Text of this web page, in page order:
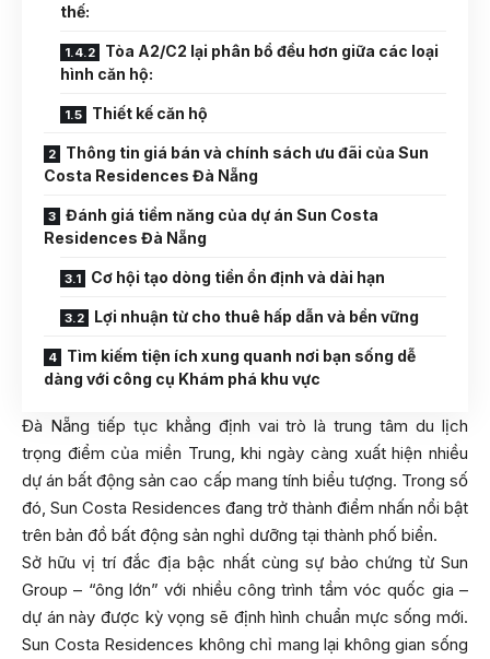
thế:
Tòa A2/C2 lại phân bổ đều hơn giữa các loại
hình căn hộ:
Thiết kế căn hộ
Thông tin giá bán và chính sách ưu đãi của Sun
Costa Residences Đà Nẵng
Đánh giá tiềm năng của dự án Sun Costa
Residences Đà Nẵng
Cơ hội tạo dòng tiền ổn định và dài hạn
Lợi nhuận từ cho thuê hấp dẫn và bền vững
Tìm kiếm tiện ích xung quanh nơi bạn sống dễ
dàng với công cụ Khám phá khu vực
Đà Nẵng tiếp tục khẳng định vai trò là trung tâm du lịch
trọng điểm của miền Trung, khi ngày càng xuất hiện nhiều
dự án bất động sản cao cấp mang tính biểu tượng. Trong số
đó, Sun Costa Residences đang trở thành điểm nhấn nổi bật
trên bản đồ bất động sản nghỉ dưỡng tại thành phố biển.
Sở hữu vị trí đắc địa bậc nhất cùng sự bảo chứng từ Sun
Group – “ông lớn” với nhiều công trình tầm vóc quốc gia –
dự án này được kỳ vọng sẽ định hình chuẩn mực sống mới.
Sun Costa Residences không chỉ mang lại không gian sống